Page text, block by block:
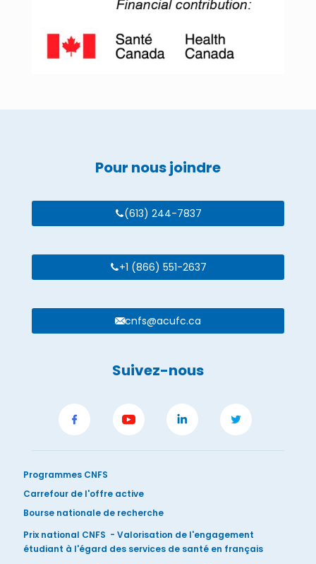
Pour nous joindre
(613) 244-7837
+1 (866) 551-2637
cnfs@acufc.ca
Suivez-nous
Programmes CNFS
Carrefour de l'offre active
Bourse nationale de recherche
Prix national CNFS - Valorisation de l'engagement
étudiant à l'égard des services de santé en français